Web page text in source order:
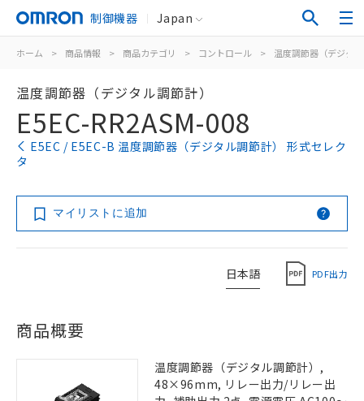
制御機器 Japan
ホーム > 商品情報 > 商品カテゴリ > コントロール > 温度調節器（デジタ
温度調節器（デジタル調節計）
E5EC-RR2ASM-008
E5EC / E5EC-B 温度調節器（デジタル調節計） 形式セレク
タ
マイリストに追加
日本語 PDF出力
商品概要
温度調節器（デジタル調節計）,
48×96mm, リレー出力/リレー出